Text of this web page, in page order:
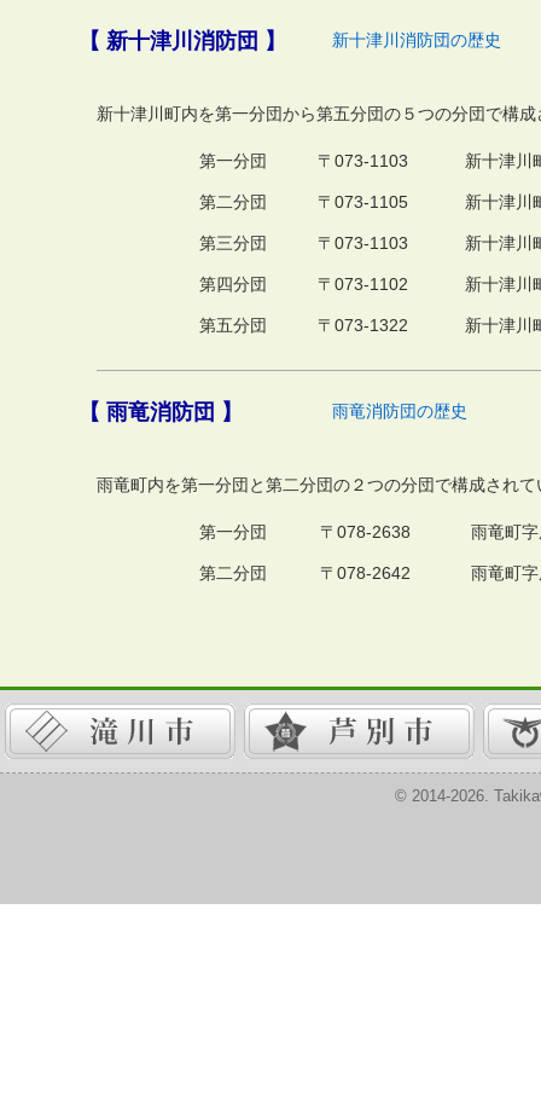
【 新十津川消防団 】 新十津川消防団の歴史
新十津川町内を第一分団から第五分団の５つの分団で構
第一分団 〒073-1103 新十津川
第二分団 〒073-1105 新十津川
第三分団 〒073-1103 新十津川
第四分団 〒073-1102 新十津川
第五分団 〒073-1322 新十津川
【 雨竜消防団 】 雨竜消防団の歴史
雨竜町内を第一分団と第二分団の２つの分団で構成されて
第一分団 〒078-2638 雨竜町
第二分団 〒078-2642 雨竜町
© 2014-2026.